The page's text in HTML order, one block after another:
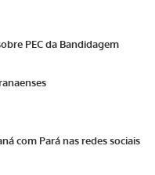
PEC da Bandidagem
com Pará nas redes sociais